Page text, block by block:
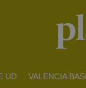
UD VALENCIA